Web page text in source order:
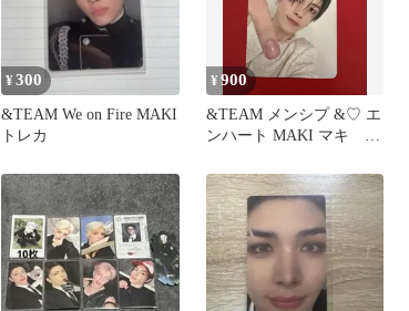
¥300
&TEAM We on Fire MAKI
トレカ
¥900
&TEAM メンシプ &♡ エ
ンハート MAKI マキ ト